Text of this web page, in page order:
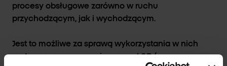
procesy obsługowe zarówno w ruchu
przychodzącym, jak i wychodzącym.
Jest to możliwe za sprawą wykorzystania w nich
systemu rozpoznawania mowy ASR (ang.